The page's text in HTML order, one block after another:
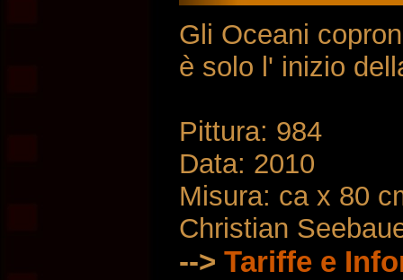
Gli Oceani
è solo l' inizio
Pittura: 984
Data: 2010
Misura: ca x 80
Christian
--> Tariffe e